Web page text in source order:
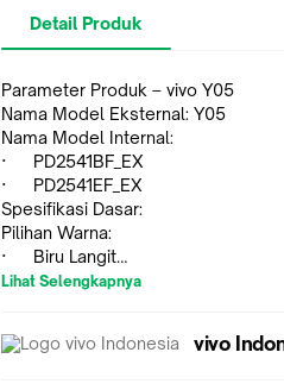
Detail Produk
Parameter Produk – vivo Y05
Nama Model Eksternal: Y05
Nama Model Internal:
· PD2541BF_EX
· PD2541EF_EX
Spesifikasi Dasar:
Pilihan Warna:
· Biru Langit
· Hitam Malam
Versi Android: Android 16
Lihat Selengkapnya
vivo